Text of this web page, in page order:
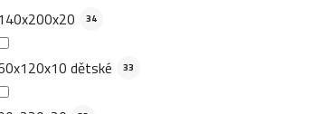
34
dětské 33